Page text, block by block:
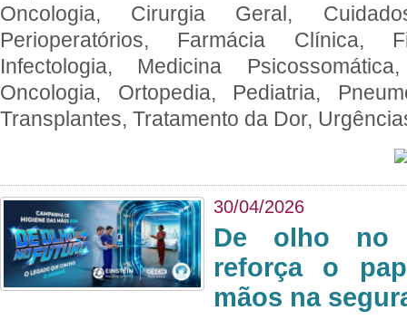
Oncologia, Cirurgia Geral,
Perioperatórios, Farmácia Clínica,
Infectologia, Medicina
Oncologia, Ortopedia, Pediatria,
Transplantes, Tratamento da Dor,
30/04/2026
De olho no
reforça o
mãos na